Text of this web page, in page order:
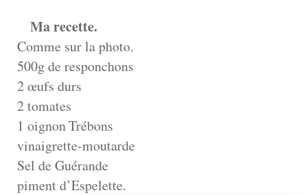
Ma recette.
Comme sur la photo.
500g de responchons
2 œufs durs
2 tomates
1 oignonTrébons
vinaigrette-moutarde
Sel de Guérande
piment d’Espelette.